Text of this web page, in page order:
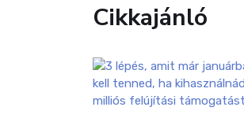
Cikkajánló